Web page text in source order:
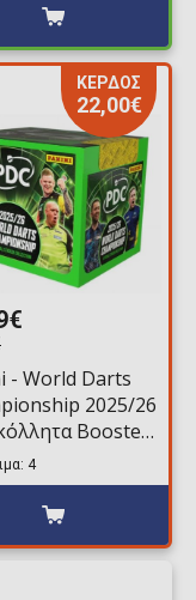
ΚΕΡΔΟΣ
22,00€
- World Darts
2025/26
Booster
Φακελάκια)
4